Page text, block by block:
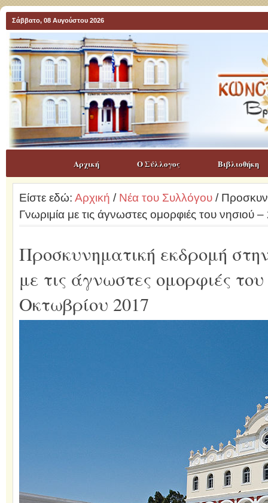
Σάββατο, 08 Αυγούστου 2026
Αρχική Ο Σύλλογος Βιβλιοθήκη
Είστε εδώ: Αρχική / Νέα του Συλλόγου/
Γνωριμία με τις άγνωστες ομορφιές του
Προσκυνηματική εκδρομή
με τις άγνωστες ομορφιές
Οκτωβρίου 2017